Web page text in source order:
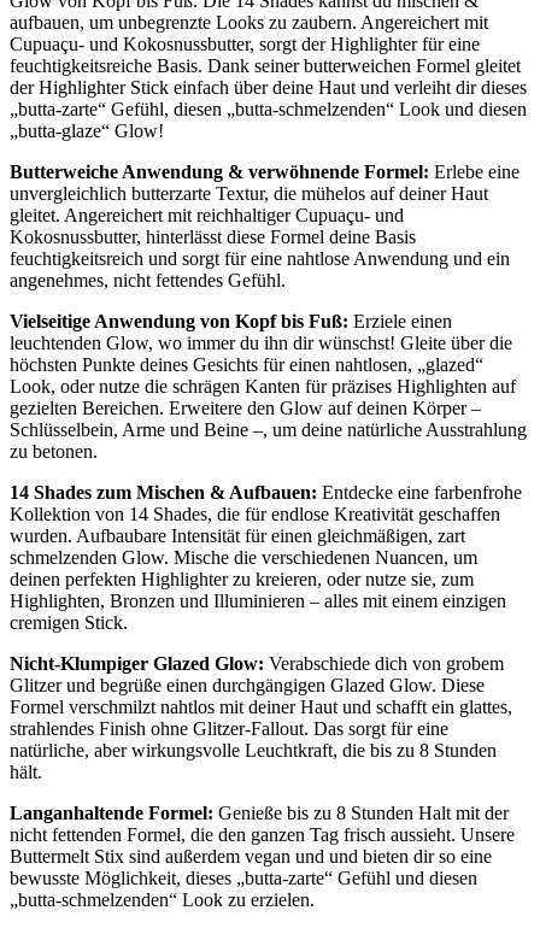
aufbauen, um unbegrenzte Looks zu zaubern. Angereichert mit
Cupuaçu- und Kokosnussbutter, sorgt der Highlighter für eine
feuchtigkeitsreiche Basis. Dank seiner butterweichen Formel gleitet
der Highlighter Stick einfach über deine Haut und verleiht dir dieses
„butta-zarte“ Gefühl, diesen „butta-schmelzenden“ Look und diesen
„butta-glaze“ Glow!
Butterweiche Anwendung & verwöhnende Formel: Erlebe eine
unvergleichlich butterzarte Textur, die mühelos auf deiner Haut
gleitet. Angereichert mit reichhaltiger Cupuaçu- und
Kokosnussbutter, hinterlässt diese Formel deine Basis
feuchtigkeitsreich und sorgt für eine nahtlose Anwendung und ein
angenehmes, nicht fettendes Gefühl.
Vielseitige Anwendung von Kopf bis Fuß: Erziele einen
leuchtenden Glow, wo immer du ihn dir wünschst! Gleite über die
höchsten Punkte deines Gesichts für einen nahtlosen, „glazed“
Look, oder nutze die schrägen Kanten für präzises Highlighten auf
gezielten Bereichen. Erweitere den Glow auf deinen Körper –
Schlüsselbein, Arme und Beine –, um deine natürliche Ausstrahlung
zu betonen.
14 Shades zum Mischen & Aufbauen: Entdecke eine farbenfrohe
Kollektion von 14 Shades, die für endlose Kreativität geschaffen
wurden. Aufbaubare Intensität für einen gleichmäßigen, zart
schmelzenden Glow. Mische die verschiedenen Nuancen, um
deinen perfekten Highlighter zu kreieren, oder nutze sie, zum
Highlighten, Bronzen und Illuminieren – alles mit einem einzigen
cremigen Stick.
Nicht-Klumpiger Glazed Glow: Verabschiede dich von grobem
Glitzer und begrüße einen durchgängigen Glazed Glow. Diese
Formel verschmilzt nahtlos mit deiner Haut und schafft ein glattes,
strahlendes Finish ohne Glitzer-Fallout. Das sorgt für eine
natürliche, aber wirkungsvolle Leuchtkraft, die bis zu 8 Stunden
hält.
Langanhaltende Formel: Genieße bis zu 8 Stunden Halt mit der
nicht fettenden Formel, die den ganzen Tag frisch aussieht. Unsere
Buttermelt Stix sind außerdem vegan und und bieten dir so eine
bewusste Möglichkeit, dieses „butta-zarte“ Gefühl und diesen
„butta-schmelzenden“ Look zu erzielen.